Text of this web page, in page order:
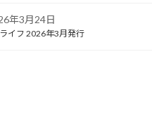
年3月24日
イフ 2026年3月発行